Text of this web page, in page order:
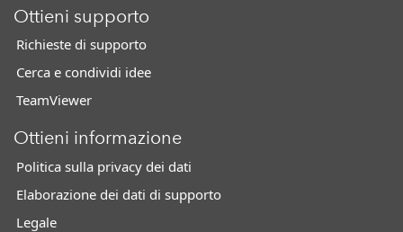
Ottieni supporto
Richieste di supporto
Cerca e condividi idee
TeamViewer
Ottieni informazione
Politica sulla privacy dei dati
Elaborazione dei dati di supporto
Legale